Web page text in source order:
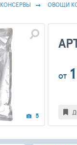
КОНСЕРВЫ ОВОЩИ
5
ОТ